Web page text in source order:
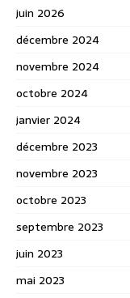
juin 2026
décembre 2024
novembre 2024
octobre 2024
janvier 2024
décembre 2023
novembre 2023
octobre 2023
septembre 2023
juin 2023
mai 2023